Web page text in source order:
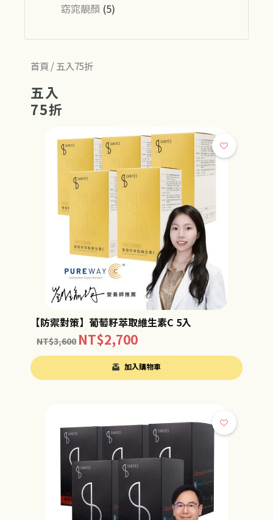
窈窕靚顏 (5)
首頁 / 五入75折
五入
75折
【防禦對策】葡萄籽萃取維生素C 5入
NT$3,600 NT$2,700
加入購物車